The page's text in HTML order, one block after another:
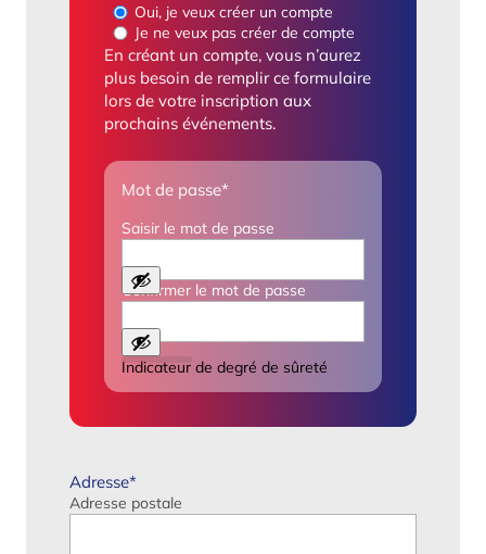
Oui, je veux créer un compte
Je ne veux pas créer de compte
En créant un compte, vous n’aurez
plus besoin de remplir ce formulaire
lors de votre inscription aux
prochains événements.
Mot de passe*
Saisir le mot de passe
Confirmer le mot de passe
Indicateur de degré de sûreté
Adresse*
Adresse postale